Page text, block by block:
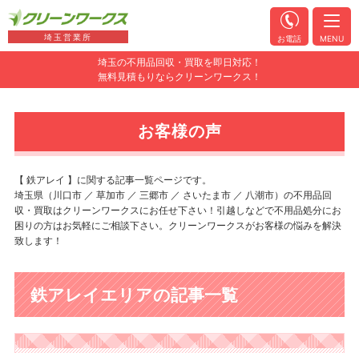
埼玉の不用品回収・買取を即日対応！
無料見積もりならクリーンワークス！
埼玉営業所 お電話 MENU
お客様の声
【 鉄アレイ 】に関する記事一覧ページです。
埼玉県（川口市 ／ 草加市 ／ 三郷市 ／ さいたま市 ／ 八潮市）の不用品回
収・買取はクリーンワークスにお任せ下さい！引越しなどで不用品処分にお
困りの方はお気軽にご相談下さい。クリーンワークスがお客様の悩みを解決
致します！
鉄アレイエリアの記事一覧